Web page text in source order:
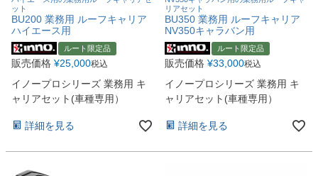
ット
BU200 業務用 ルーフキャリア
ハイエース用
ルート限定品
販売価格 ¥25,000税込
イノープロシリーズ 業務用 キ
ャリアセット(車種専用）
詳細を見る
リアセット
BU350 業務用 ルーフキャリア
NV350キャラバン用
ルート限定品
販売価格 ¥33,000税込
イノープロシリーズ 業務用 キ
ャリアセット(車種専用）
詳細を見る